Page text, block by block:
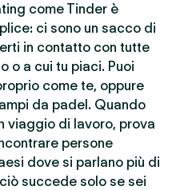
come Tinder è
ci sono un sacco di
in contatto con tutte
o a cui tu piaci. Puoi
come te, oppure
da padel. Quando
viaggio di lavoro, prova
persone
dove si parlano più di
succede solo se sei